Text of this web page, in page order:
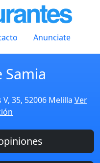
Anunciate
Samia
V, 35, 52006 Melilla Ver